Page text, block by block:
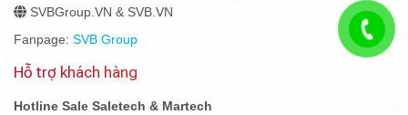
SVBGroup.VN & SVB.VN
Fanpage: SVB Group
Hỗ trợ khách hàng
Hotline Sale Saletech & Martech